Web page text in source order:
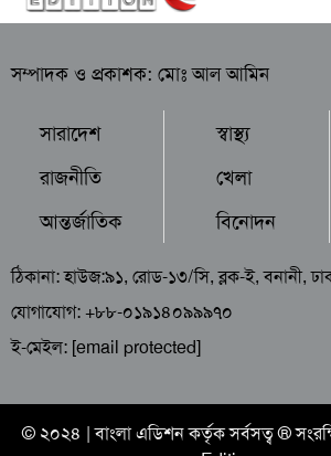
সম্পাদক ও প্রকাশক: মোঃ আল আমিন
সারাদেশ
রাজনীতি
আন্তর্জাতিক
স্বাস্থ্য
খেলা
বিনোদন
ঠিকানা: হাউজ:৯১, রোড-১৩/সি, ব্লক-ই, বনানী,
যোগাযোগ: +৮৮-০১৯১৪০৯৯৯৭০
ই-মেইল: [email protected]
© ২০২৪ |বাংলা এডিশনকর্তৃক সর্বসত্ব ®